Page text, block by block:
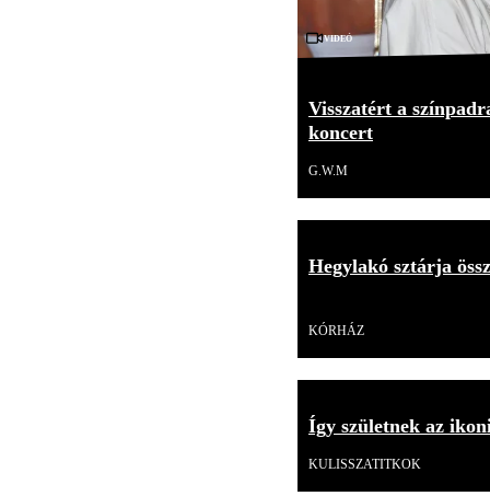
Videó
Visszatért a
koncert
G.W.M
Hegylakó sztárja
KÓRHÁZ
Így születnek az
KULISSZATITKOK